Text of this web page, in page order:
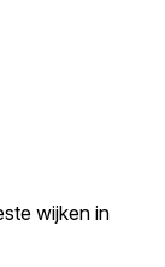
wijken in